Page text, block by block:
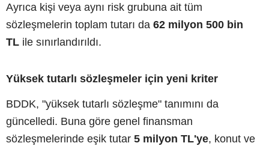
Ayrıca kişi veya aynı risk grubuna ait tüm
sözleşmelerin toplam tutarı da 62 milyon 500 bin
TL ile sınırlandırıldı.
Yüksek tutarlı sözleşmeler için yeni kriter
BDDK, "yüksek tutarlı sözleşme" tanımını da
güncelledi. Buna göre genel finansman
sözleşmelerinde eşik tutar 5 milyon TL'ye, konut ve